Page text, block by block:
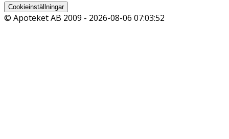
Cookieinställningar
© Apoteket AB 2009 - 2026-08-06 07:03:52